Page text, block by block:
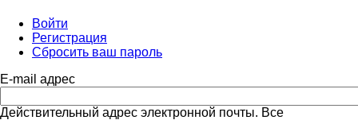
Главные
вкладки
Войти
Регистрация
вкладка)
Сбросить ваш пароль
E-mail адрес
Действительный адрес электронной почты. Все